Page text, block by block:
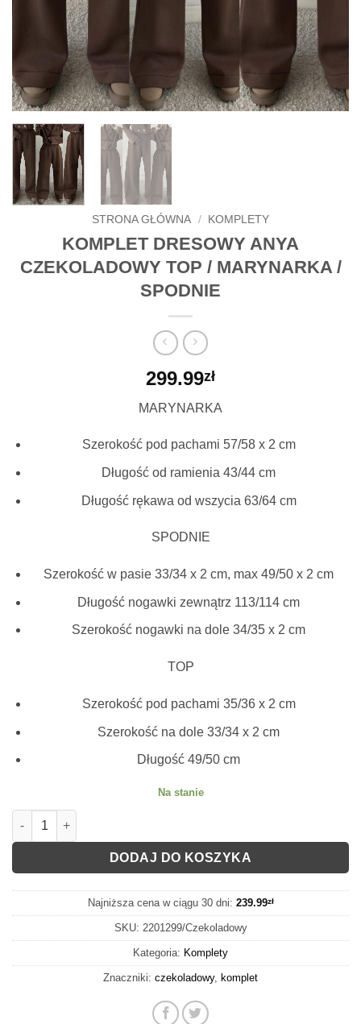
STRONA GŁÓWNA / KOMPLETY
KOMPLET DRESOWY ANYA
CZEKOLADOWY TOP / MARYNARKA /
SPODNIE
299.99zł
MARYNARKA
Szerokość pod pachami 57/58 x 2 cm
Długość od ramienia 43/44 cm
Długość rękawa od wszycia 63/64 cm
SPODNIE
Szerokość w pasie 33/34 x 2 cm, max 49/50 x 2 cm
Długość nogawki zewnątrz 113/114 cm
Szerokość nogawki na dole 34/35 x 2 cm
TOP
Szerokość pod pachami 35/36 x 2 cm
Szerokość na dole 33/34 x 2 cm
Długość 49/50 cm
Na stanie
ilość KOMPLET DRESOWY ANYA CZEKOLADOWY TOP /
DODAJ DO KOSZYKA
Najniższa cena w ciągu 30 dni: 239.99zł
SKU: 2201299/Czekoladowy
Kategoria: Komplety
Znaczniki: czekoladowy, komplet